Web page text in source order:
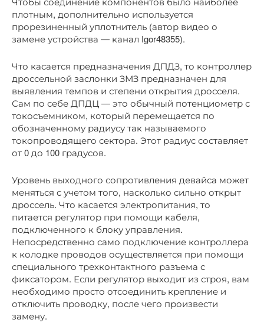
плотным, дополнительно используется
прорезиненный уплотнитель (автор видео о
замене устройства — канал Igor48355).
Что касается предназначения ДПДЗ, то контроллер
дроссельной заслонки ЗМЗ предназначен для
выявления темпов и степени открытия дросселя.
Сам по себе ДПДЦ — это обычный потенциометр с
токосъемником, который перемещается по
обозначенному радиусу так называемого
токопроводящего сектора. Этот радиус составляет
от 0 до 100 градусов.
Уровень выходного сопротивления девайса может
меняться с учетом того, насколько сильно открыт
дроссель. Что касается электропитания, то
питается регулятор при помощи кабеля,
подключенного к блоку управления.
Непосредственно само подключение контроллера
к колодке проводов осуществляется при помощи
специального трехконтактного разъема с
фиксатором. Если регулятор выходит из строя, вам
необходимо просто отсоединить крепление и
отключить проводку, после чего произвести
замену.